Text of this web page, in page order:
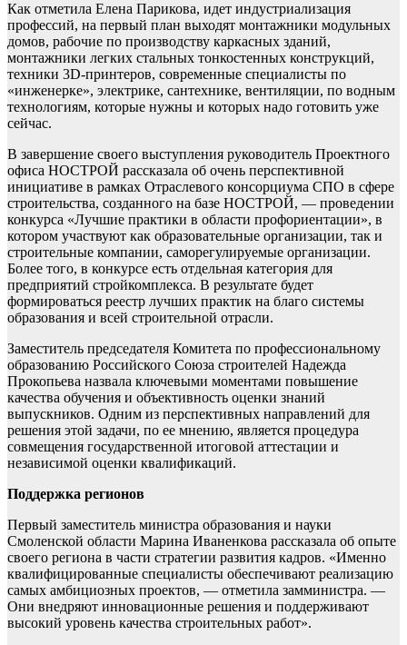
Как отметила Елена Парикова, идет индустриализация
профессий, на первый план выходят монтажники модульных
домов, рабочие по производству каркасных зданий,
монтажники легких стальных тонкостенных конструкций,
техники 3D-принтеров, современные специалисты по
«инженерке», электрике, сантехнике, вентиляции, по водным
технологиям, которые нужны и которых надо готовить уже
сейчас.
В завершение своего выступления руководитель Проектного
офиса НОСТРОЙ рассказала об очень перспективной
инициативе в рамках Отраслевого консорциума СПО в сфере
строительства, созданного на базе НОСТРОЙ, — проведении
конкурса «Лучшие практики в области профориентации», в
котором участвуют как образовательные организации, так и
строительные компании, саморегулируемые организации.
Более того, в конкурсе есть отдельная категория для
предприятий стройкомплекса. В результате будет
формироваться реестр лучших практик на благо системы
образования и всей строительной отрасли.
Заместитель председателя Комитета по профессиональному
образованию Российского Союза строителей Надежда
Прокопьева назвала ключевыми моментами повышение
качества обучения и объективность оценки знаний
выпускников. Одним из перспективных направлений для
решения этой задачи, по ее мнению, является процедура
совмещения государственной итоговой аттестации и
независимой оценки квалификаций.
Поддержка регионов
Первый заместитель министра образования и науки
Смоленской области Марина Иваненкова рассказала об опыте
своего региона в части стратегии развития кадров. «Именно
квалифицированные специалисты обеспечивают реализацию
самых амбициозных проектов, — отметила замминистра. —
Они внедряют инновационные решения и поддерживают
высокий уровень качества строительных работ».